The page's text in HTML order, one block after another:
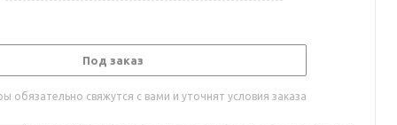
Под заказ
обязательно свяжутся с вами и уточнят условия заказа